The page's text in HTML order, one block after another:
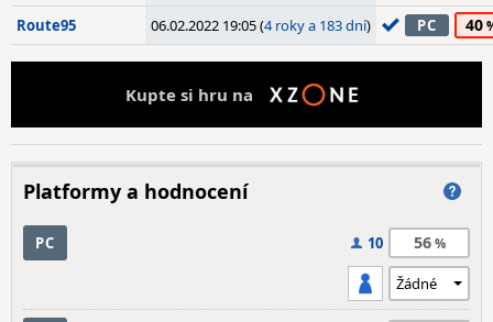
Route95 06.02.2022 19:05 (4 roky a 183 dní) PC 40
Kupte si hru na
Platformy a hodnocení
PC 10 56